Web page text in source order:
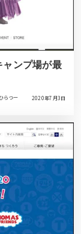
ャンプ場が最
らつー 2020年7月3日